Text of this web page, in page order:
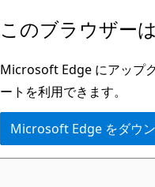
このブラウザー
Microsoft Edge にアップ
ートを利用できます。
Microsoft Edge をダウ